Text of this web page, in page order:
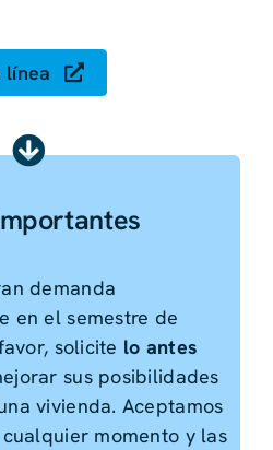
línea
demanda
en el semestre de
solicite lo antes
sus posibilidades
vivienda. Aceptamos
momento y las